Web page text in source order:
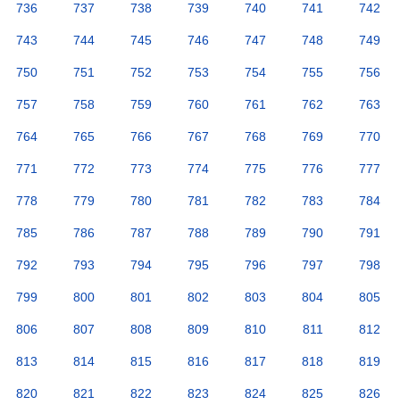
736 737 738 739 740 741 742
743 744 745 746 747 748 749
750 751 752 753 754 755 756
757 758 759 760 761 762 763
764 765 766 767 768 769 770
771 772 773 774 775 776 777
778 779 780 781 782 783 784
785 786 787 788 789 790 791
792 793 794 795 796 797 798
799 800 801 802 803 804 805
806 807 808 809 810 811 812
813 814 815 816 817 818 819
820 821 822 823 824 825 826